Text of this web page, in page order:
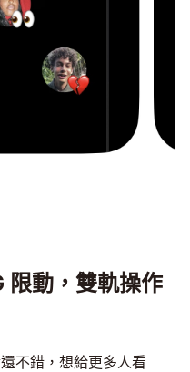
動，雙軌操作
不錯，想給更多人看